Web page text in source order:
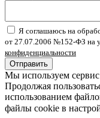
Я соглашаюсь на
от 27.07.2006 №152-ФЗ на
конфиденциальности
Отправить
Мы используем
Продолжая
использованием
файлы cookie в